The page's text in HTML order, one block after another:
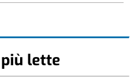
lette